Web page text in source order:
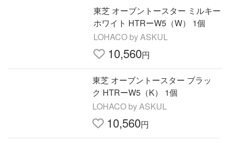
東芝 オーブントースター ミルキー
ホワイト HTRーW5（W） 1個
LOHACO by ASKUL
10,560円
東芝 オーブントースター ブラッ
ク HTRーW5（K） 1個
LOHACO by ASKUL
10,560円